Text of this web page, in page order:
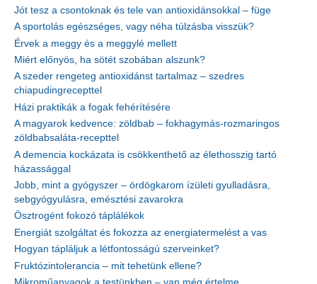
Jót tesz a csontoknak és tele van antioxidánsokkal – füge
A sportolás egészséges, vagy néha túlzásba visszük?
Érvek a meggy és a meggylé mellett
Miért előnyös, ha sötét szobában alszunk?
A szeder rengeteg antioxidánst tartalmaz – szedres
chiapudingrecepttel
Házi praktikák a fogak fehérítésére
A magyarok kedvence: zöldbab – fokhagymás-rozmaringos
zöldbabsaláta-recepttel
A demencia kockázata is csökkenthető az élethosszig tartó
házassággal
Jobb, mint a gyógyszer – ördögkarom ízületi gyulladásra,
sebgyógyulásra, emésztési zavarokra
Ösztrogént fokozó táplálékok
Energiát szolgáltat és fokozza az energiatermelést a vas
Hogyan tápláljuk a létfontosságú szerveinket?
Fruktózintolerancia – mit tehetünk ellene?